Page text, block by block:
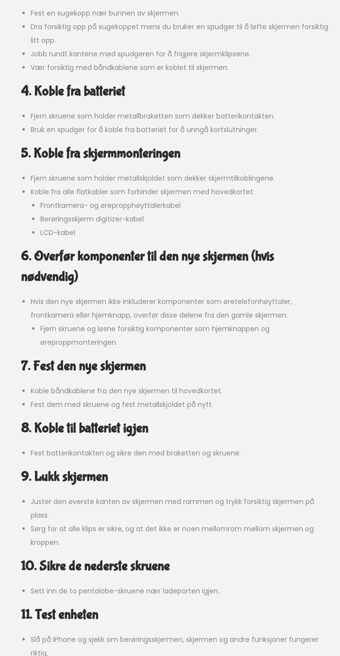
Fest en sugekopp nær bunnen av skjermen.
Dra forsiktig opp på sugekoppet mens du bruker en spudger til å løfte skjermen forsiktig
litt opp.
Jobb rundt kantene med spudgeren for å frigjøre skjermklipsene.
Vær forsiktig med båndkablene som er koblet til skjermen.
4. Koble fra batteriet
Fjern skruene som holder metallbraketten som dekker batterikontakten.
Bruk en spudger for å koble fra batteriet for å unngå kortslutninger.
5. Koble fra skjermmonteringen
Fjern skruene som holder metallskjoldet som dekker skjermtilkoblingene.
Koble fra alle flatkabler som forbinder skjermen med hovedkortet:
Frontkamera- og ørepropphøyttalerkabel
Berøringsskjerm digitizer-kabel
LCD-kabel
6. Overfør komponenter til den nye skjermen (hvis
nødvendig)
Hvis den nye skjermen ikke inkluderer komponenter som øretelefonhøyttaler,
frontkamera eller hjemknapp, overfør disse delene fra den gamle skjermen:
Fjern skruene og løsne forsiktig komponenter som hjemknappen og
øreproppmonteringen.
7. Fest den nye skjermen
Koble båndkablene fra den nye skjermen til hovedkortet.
Fest dem med skruene og fest metallskjoldet på nytt.
8. Koble til batteriet igjen
Fest batterikontakten og sikre den med braketten og skruene.
9. Lukk skjermen
Juster den øverste kanten av skjermen med rammen og trykk forsiktig skjermen på
plass.
Sørg for at alle klips er sikre, og at det ikke er noen mellomrom mellom skjermen og
kroppen.
10. Sikre de nederste skruene
Sett inn de to pentalobe-skruene nær ladeporten igjen.
11. Test enheten
Slå på iPhone og sjekk om berøringsskjermen, skjermen og andre funksjoner fungerer
riktig.